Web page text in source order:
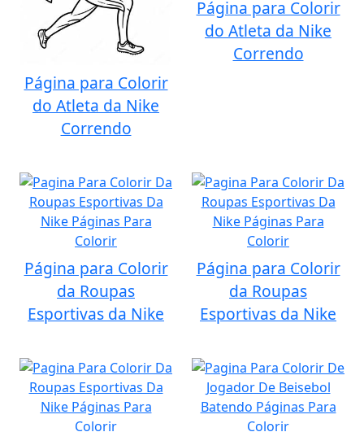
Página para Colorir
do Atleta da Nike
Correndo
Página para Colorir
do Atleta da Nike
Correndo
Página para Colorir
da Roupas
Esportivas da Nike
Página para Colorir
da Roupas
Esportivas da Nike